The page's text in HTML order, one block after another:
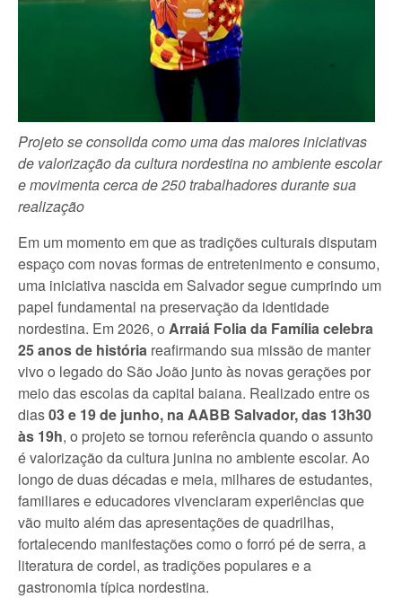
Projeto se consolida como uma das maiores iniciativas
de valorização da cultura nordestina no ambiente escolar
e movimenta cerca de 250 trabalhadores durante sua
realização
Em um momento em que as tradições culturais disputam
espaço com novas formas de entretenimento e consumo,
uma iniciativa nascida em Salvador segue cumprindo um
papel fundamental na preservação da identidade
nordestina. Em 2026, o Arraiá Folia da Família celebra
25 anos de história reafirmando sua missão de manter
vivo o legado do São João junto às novas gerações por
meio das escolas da capital baiana. Realizado entre os
dias03 e 19 de junho, na AABB Salvador, das 13h30
às 19h, o projeto se tornou referência quando o assunto
é valorização da cultura junina no ambiente escolar. Ao
longo de duas décadas e meia, milhares de estudantes,
familiares e educadores vivenciaram experiências que
vão muito além das apresentações de quadrilhas,
fortalecendo manifestações como o forró pé de serra, a
literatura de cordel, as tradições populares e a
gastronomia típica nordestina.